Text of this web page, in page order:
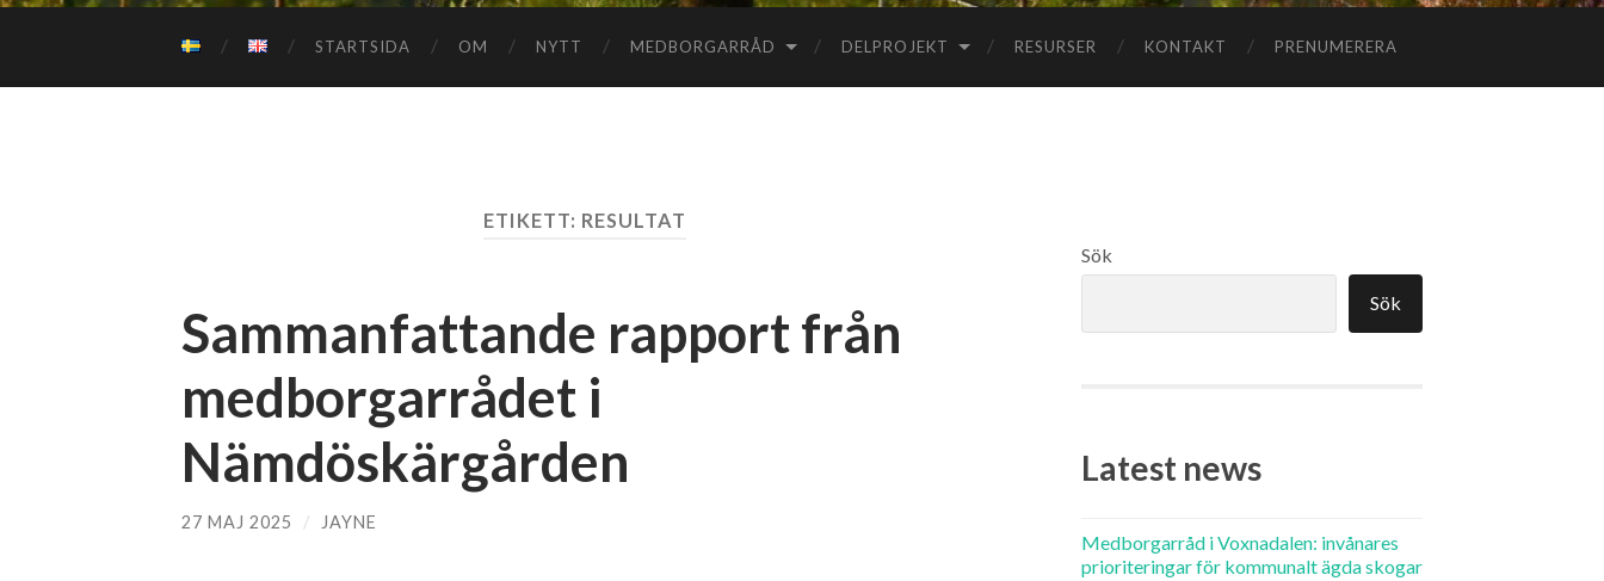
STARTSIDA OM NYTT MEDBORGARRÅD DELPROJEKT RESURSER KONTAKT PRENUMERERA
ETIKETT: RESULTAT
Sammanfattande rapport från
medborgarrådet i
Nämdöskärgården
27 MAJ 2025 / JAYNE
Sök
Sök
Latest news
Medborgarråd i Voxnadalen: invånares
prioriteringar för kommunalt ägda skogar